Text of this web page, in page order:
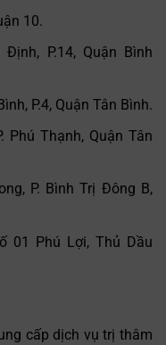
10.
P.14, Quận Bình
P.4, Quận Tân Bình.
Phú Thạnh, Quận Tân
P. Bình Trị Đông B,
01 Phú Lợi, Thủ Dầu
cấp dịch vụ trị thâm